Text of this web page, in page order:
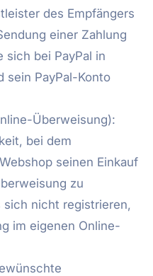
des Empfängers
einer Zahlung
sich bei PayPal in
sein PayPal-Konto
Überweisung):
bei dem
seinen Einkauf
zu
sich nicht registrieren,
im eigenen Online-